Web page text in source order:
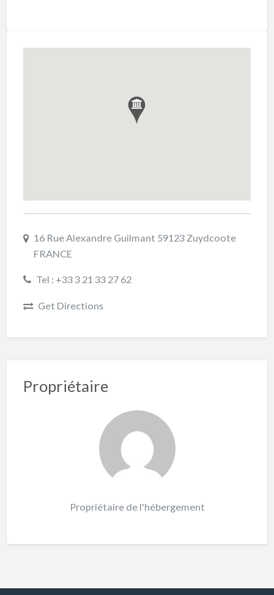
16 Rue Alexandre Guilmant 59123 Zuydcoote
FRANCE
Tel : +33 3 21 33 27 62
Get Directions
Propriétaire
Propriétaire de l'hébergement